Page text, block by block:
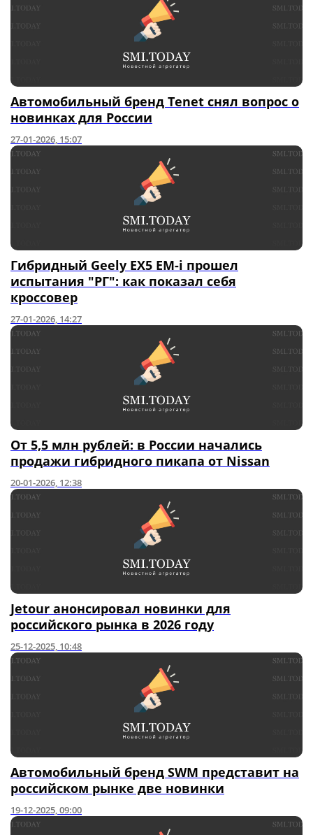
Автомобильный бренд Tenet снял вопрос о
новинках для России
27-01-2026, 15:07
Гибридный Geely EX5 EM-i прошел
испытания "РГ": как показал себя
кроссовер
27-01-2026, 14:27
От 5,5 млн рублей: в России начались
продажи гибридного пикапа от Nissan
20-01-2026, 12:38
Jetour анонсировал новинки для
российского рынка в 2026 году
25-12-2025, 10:48
Автомобильный бренд SWM представит на
российском рынке две новинки
19-12-2025, 09:00